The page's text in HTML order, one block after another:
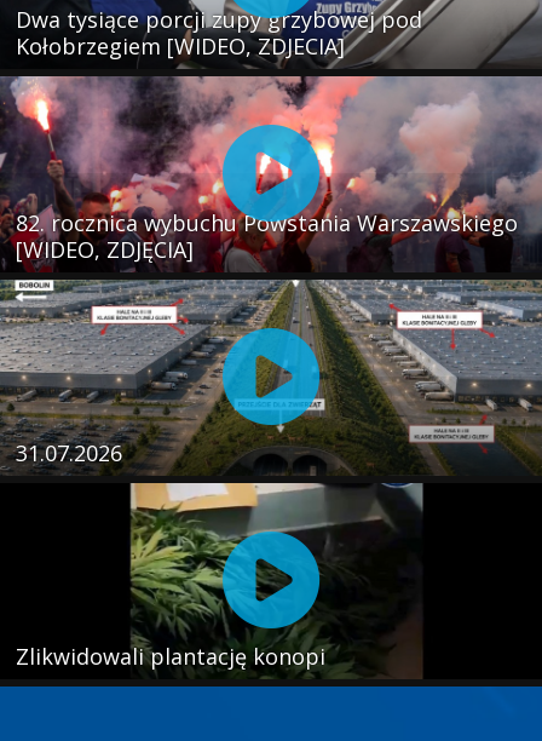
Dwa tysiące porcji zupy grzybowej pod
Kołobrzegiem [WIDEO, ZDJECIA]
82. rocznica wybuchu Powstania Warszawskiego
[WIDEO, ZDJĘCIA]
31.07.2026
Zlikwidowali plantację konopi